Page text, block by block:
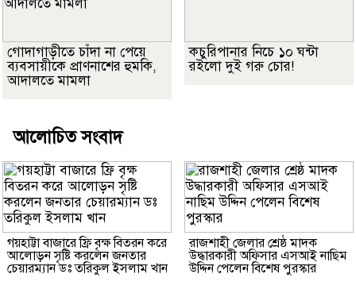
গোদাগাড়ীতে চাঁদা না পেয়ে
ব্যবসায়ীকে প্রাণনাশের হুমকি,
আদালতে মামলা
কচুরিপানার নিচে ১০ ঘন্টা
রইলো দুই গরু চোর!
আলোচিত সংবাদ
গয়হাট্টা বাজারে ফ্রি বৃক্ষ বিতরন করে
আলোড়ন সৃষ্টি করলেন জনতার
চেয়ারম্যান ডঃ তরিকুল ইসলাম খান
রাজশাহী জেলার শ্রেষ্ঠ মাদক
উদ্ধারকারী অফিসার এসআই নাছিম
উদ্দিন পেলেন বিশেষ পুরস্কার